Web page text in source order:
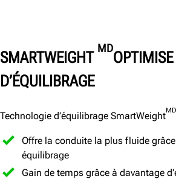
SMARTWEIGHT
MD
D’ÉQUILIBRAGE
Technologie d’équilibrage SmartWeight
MD
Offre la conduite la plus fluide
équilibrage
Gain de temps grâce à davantage